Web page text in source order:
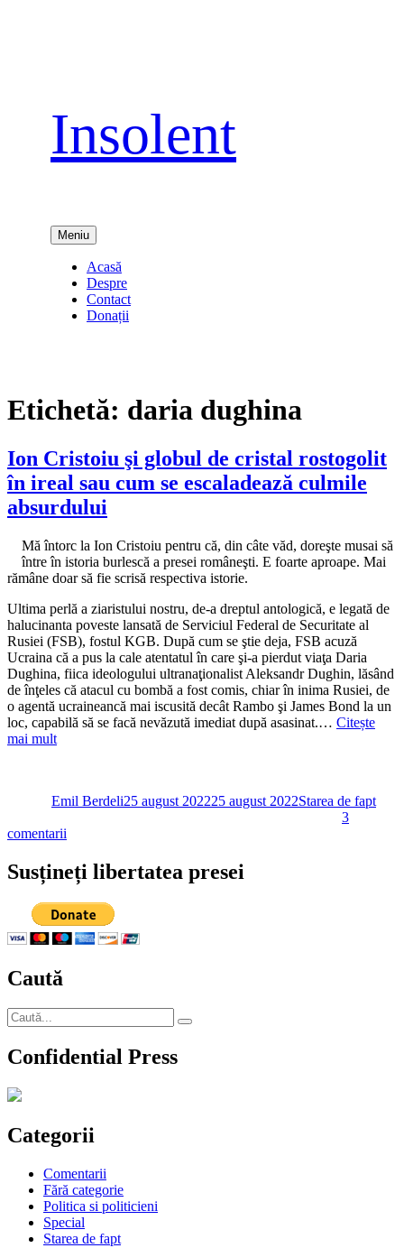
Insolent
Meniu
Acasă
Despre
Contact
Donații
Etichetă: daria dughina
Ion Cristoiu şi globul de cristal rostogolit
în ireal sau cum se escaladează culmile
absurdului
Mă întorc la Ion Cristoiu pentru că, din câte văd, doreşte musai să
între în istoria burlescă a presei româneşti. E foarte aproape. Mai
rămâne doar să fie scrisă respectiva istorie.
Ultima perlă a ziaristului nostru, de-a dreptul antologică, e legată de
halucinanta poveste lansată de Serviciul Federal de Securitate al
Rusiei (FSB), fostul KGB. După cum se ştie deja, FSB acuză
Ucraina că a pus la cale atentatul în care şi-a pierdut viaţa Daria
Dughina, fiica ideologului ultranaţionalist Aleksandr Dughin, lăsând
de înţeles că atacul cu bombă a fost comis, chiar în inima Rusiei, de
o agentă ucraineancă mai iscusită decât Rambo şi James Bond la un
loc, capabilă să se facă nevăzută imediat după asasinat.… Citește
mai mult
Emil Berdeli25 august 202225 august 2022Starea de fapt
3
comentarii
Cristoiu
şi
de
cristal
rostogolit
cum
se
culmile
Susțineți libertatea presei
Caută
Caută
după:
Căutare
Confidential Press
Categorii
Comentarii
Fără categorie
Politica si politicieni
Special
Starea de fapt